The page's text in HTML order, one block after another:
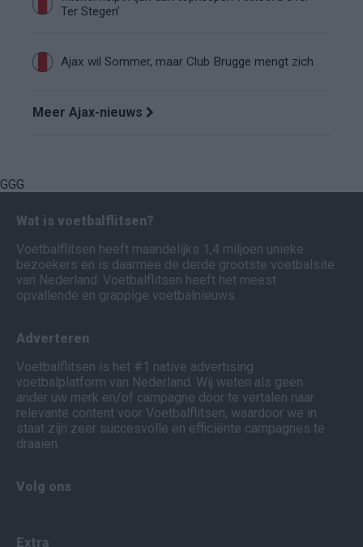
Ter Stegen’
Ajax wil Sommer, maar Club Brugge mengt zich
Meer Ajax-nieuws
GGG
Wat is voetbalflitsen?
Voetbalflitsen heeft maandelijks 1,4 miljoen unieke
bezoekers en is daarmee de derde grootste voetbalsite
van Nederland. Voetbalflitsen heeft het meest
opvallende en grappige voetbalnieuws.
Adverteren
Voetbalflitsen is het #1 native advertising
voetbalplatform van Nederland. Wij weten als geen
ander uw merk en/of campagne door te vertalen naar
relevante content voor Voetbalflitsen, waardoor we in
staat zijn zeer succesvolle en efficiënte campagnes te
draaien.
Volg ons
Extra